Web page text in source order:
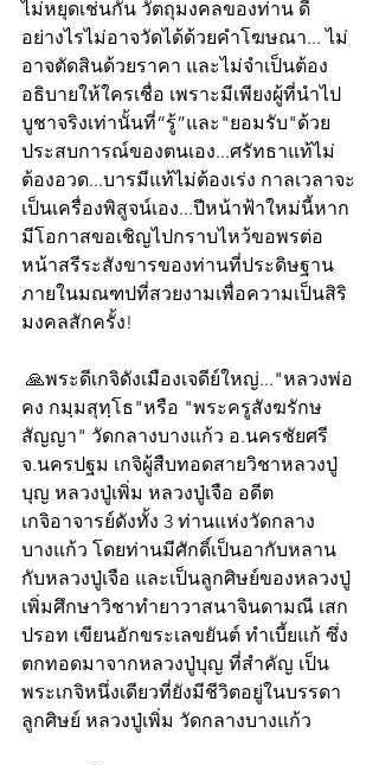
ไม่หยุดเช่นกัน วัตถุมงคลของท่าน ดี
อย่างไรไม่อาจวัดได้ด้วยคำโฆษณา... ไม่
อาจตัดสินด้วยราคา และไม่จำเป็นต้อง
อธิบายให้ใครเชื่อ เพราะมีเพียงผู้ที่นำไป
บูชาจริงเท่านั้นที่“รู้”และ"ยอมรับ"ด้วย
ประสบการณ์ของตนเอง...ศรัทธาแท้ไม่
ต้องอวด...บารมีแท้ไม่ต้องเร่ง กาลเวลาจะ
เป็นเครื่องพิสูจน์เอง...ปีหน้าฟ้าใหม่นี้หาก
มีโอกาสขอเชิญไปกราบไหว้ขอพรต่อ
หน้าสรีระสังขารของท่านที่ประดิษฐาน
ภายในมณฑปที่สวยงามเพื่อความเป็นสิริ
มงคลสักครั้ง!
คง กมฺมสุทฺโธ"หรือ "พระครูสังฆรักษ
สัญญา" วัดกลางบางแก้ว อ.นครชัยศรี
จ.นครปฐม เกจิผู้สืบทอดสายวิชาหลวงปู่
บุญ หลวงปู่เพิ่ม หลวงปู่เจือ อดีต
เกจิอาจารย์ดังทั้ง 3 ท่านแห่งวัดกลาง
บางแก้ว โดยท่านมีศักดิ์เป็นอากับหลาน
กับหลวงปู่เจือ และเป็นลูกศิษย์ของหลวงปู่
เพิ่มศึกษาวิชาทำยาวาสนาจินดามณี เสก
ปรอท เขียนอักขระเลขยันต์ ทำเบี้ยแก้ ซึ่ง
ตกทอดมาจากหลวงปู่บุญ ที่สำคัญ เป็น
พระเกจิหนึ่งเดียวที่ยังมีชีวิตอยู่ในบรรดา
ลูกศิษย์ หลวงปู่เพิ่ม วัดกลางบางแก้ว